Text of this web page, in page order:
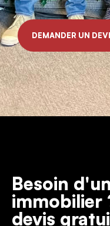
DEMANDER UN
Besoin
immobilier
devis